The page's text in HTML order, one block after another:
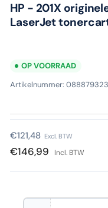
HP - 201X
LaserJet
OP VOORRAAD
Artikelnummer:
Normale
prijs
€121,48 Excl. BTW
€146,99 Incl. BTW